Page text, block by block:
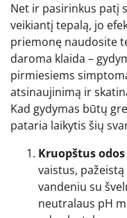
Net ir pasirinkus patį
veikiantį tepalą, jo
priemonę naudosite
daroma klaida –
pirmiesiems
atsinaujinimą ir
Kad gydymas būtų
pataria laikytis šių
Kruopštus
vaistus,
vandeniu su
neutralaus pH